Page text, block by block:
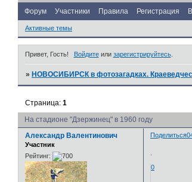
Форум Участники Правила Регистрация
Активные темы
Привет, Гость! Войдитеили зарегистрируйтесь.
»НОВОСИБИРСК в фотозагадках.
На стадионе "Дзержинец" в 1960 году
Страница:1
Поделиться
Александр Валентинович
Участник
Рейтинг:
0